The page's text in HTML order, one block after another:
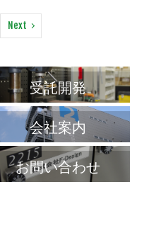
Next
受託開発
会社案内
お問い合わせ